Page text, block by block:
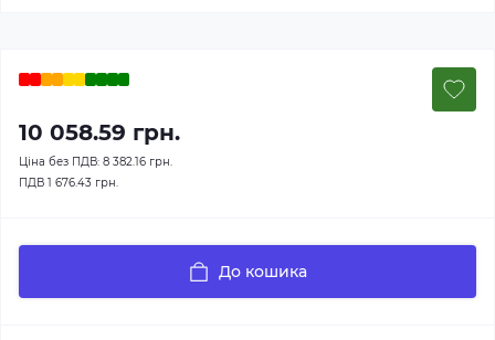
10 058.59 грн.
Ціна без ПДВ: 8 382.16 грн.
ПДВ 1 676.43 грн.
До кошика